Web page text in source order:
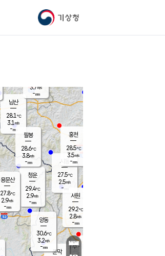
기상청
문막
남산
28.1℃
3.1 m/s
-mm
청운
29.4℃
2.9m/s
-mm
팔봉
28.6℃
3.8m/s
-mm
양동
30.6℃
3.2m/s
-mm
시동
27.5℃
2.5m/s
- mm
서원
29.2℃
2.8m/s
-mm
용문산
27.8℃
2.9m/s
-mm
홍천
28.5℃
3.5m/s
-mm
3.7 m/s
-mm